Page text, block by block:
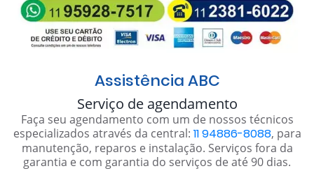
Assistência ABC
Serviço de agendamento
Faça seu agendamento com um de nossos técnicos
especializados através da central: 11 94886-8088, para
manutenção, reparos e instalação. Serviços fora da
garantia e com garantia do serviços de até 90 dias.